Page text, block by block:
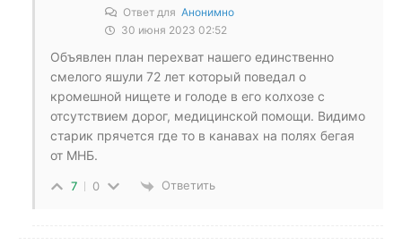
Ответ для Анонимно
30 июня 2023 02:52
Объявлен план перехват нашего единственно
смелого яшули 72 лет который поведал о
кромешной нищете и голоде в его колхозе с
отсутствием дорог, медицинской помощи. Видимо
старик прячется где то в канавах на полях бегая
от МНБ.
7 0 Ответить